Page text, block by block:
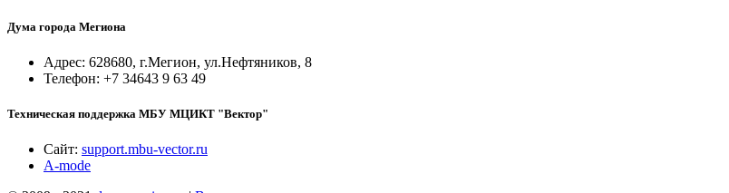
Дума города Мегиона
Адрес: 628680, г.Мегион, ул.Нефтяников, 8
Телефон: +7 34643 9 63 49
Техническая поддержка МБУ МЦИКТ "Вектор"
Сайт: support.mbu-vector.ru
A-mode